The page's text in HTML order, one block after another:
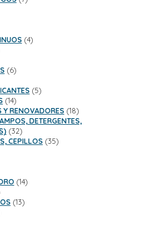
44
66
55
1414
productos
Y RENOVADORES 1818
productos
DETERGENTES,
3232
productos
CEPILLOS 3535
1414
1313